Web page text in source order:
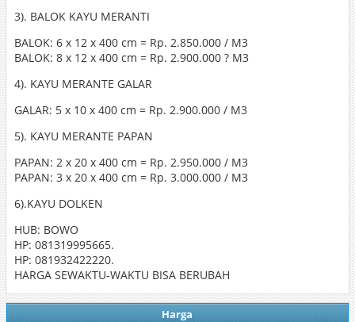
3). BALOK KAYU MERANTI
BALOK: 6 x 12 x 400 cm = Rp. 2.850.000 / M3
BALOK: 8 x 12 x 400 cm = Rp. 2.900.000 ? M3
4). KAYU MERANTE GALAR
GALAR: 5 x 10 x 400 cm = Rp. 2.900.000 / M3
5). KAYU MERANTE PAPAN
PAPAN: 2 x 20 x 400 cm = Rp. 2.950.000 / M3
PAPAN: 3 x 20 x 400 cm = Rp. 3.000.000 / M3
6).KAYU DOLKEN
HUB: BOWO
HP: 081319995665.
HP: 081932422220.
HARGA SEWAKTU-WAKTU BISA BERUBAH
Harga